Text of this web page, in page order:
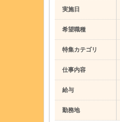
実施日
希望職種
特集カテゴリ
仕事内容
給与
勤務地